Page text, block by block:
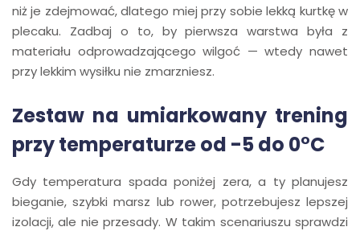
niż je zdejmować, dlatego miej przy sobie lekką kurtkę w
plecaku. Zadbaj o to, by pierwsza warstwa była z
materiału odprowadzającego wilgoć — wtedy nawet
przy lekkim wysiłku nie zmarzniesz.
Zestaw na umiarkowany trening
przy temperaturze od -5 do 0°C
Gdy temperatura spada poniżej zera, a ty planujesz
bieganie, szybki marsz lub rower, potrzebujesz lepszej
izolacji, ale nie przesady. W takim scenariuszu sprawdzi